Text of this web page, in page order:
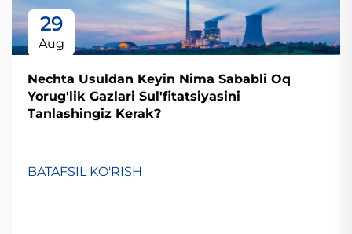
29
Aug
Nechta Usuldan Keyin Nima Sababli Oq
Yorug'lik Gazlari Sul'fitatsiyasini
Tanlashingiz Kerak?
BATAFSIL KO'RISH